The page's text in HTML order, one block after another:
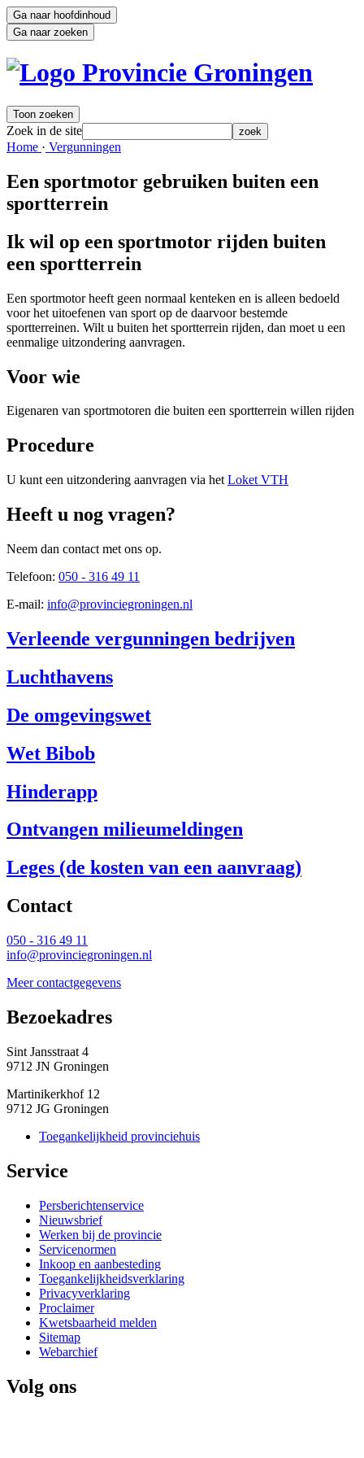
Ga naar hoofdinhoud
Ga naar zoeken
Toon zoeken
Zoek in de site zoek
Home · Vergunningen
Een sportmotor gebruiken buiten een
sportterrein
Ik wil op een sportmotor rijden buiten
een sportterrein
Een sportmotor heeft geen normaal kenteken en is alleen bedoeld
voor het uitoefenen van sport op de daarvoor bestemde
sportterreinen. Wilt u buiten het sportterrein rijden, dan moet u een
eenmalige uitzondering aanvragen.
Voor wie
Eigenaren van sportmotoren die buiten een sportterrein willen rijden
Procedure
U kunt een uitzondering aanvragen via het Loket VTH
Heeft u nog vragen?
Neem dan contact met ons op.
Telefoon: 050 - 316 49 11
E-mail: info@provinciegroningen.nl
Verleende vergunningen bedrijven
Luchthavens
De omgevingswet
Wet Bibob
Hinderapp
Ontvangen milieumeldingen
Leges (de kosten van een aanvraag)
Contact
050 - 316 49 11
info@provinciegroningen.nl
Meer contactgegevens
Bezoekadres
Sint Jansstraat 4
9712 JN Groningen
Martinikerkhof 12
9712 JG Groningen
Toegankelijkheid provinciehuis
Service
Persberichtenservice
Nieuwsbrief
Werken bij de provincie
Servicenormen
Inkoop en aanbesteding
Toegankelijkheidsverklaring
Privacyverklaring
Proclaimer
Kwetsbaarheid melden
Sitemap
Webarchief
Volg ons